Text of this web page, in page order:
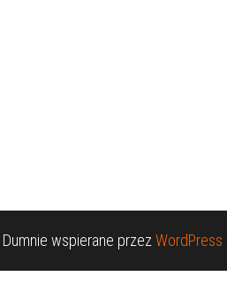
Dumnie wspierane przez WordPress